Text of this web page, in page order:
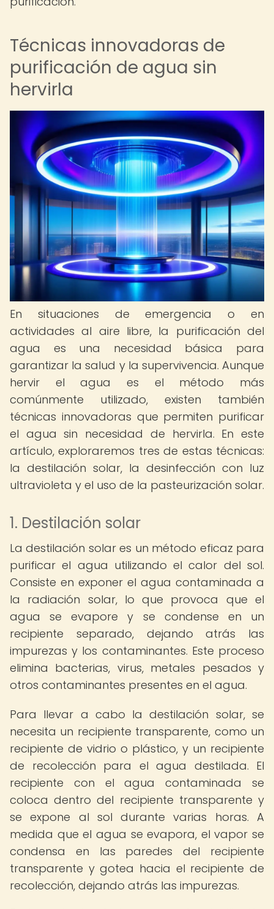
Técnicas innovadoras de
purificación de agua sin
hervirla
En situaciones de emergencia o en
actividades al aire libre, la purificación del
agua es una necesidad básica para
garantizar la salud y la supervivencia. Aunque
hervir el agua es el método más
comúnmente utilizado, existen también
técnicas innovadoras que permiten purificar
el agua sin necesidad de hervirla. En este
artículo, exploraremos tres de estas técnicas:
la destilación solar, la desinfección con luz
ultravioleta y el uso de la pasteurización solar.
1. Destilación solar
La destilación solar es un método eficaz para
purificar el agua utilizando el calor del sol.
Consiste en exponer el agua contaminada a
la radiación solar, lo que provoca que el
agua se evapore y se condense en un
recipiente separado, dejando atrás las
impurezas y los contaminantes. Este proceso
elimina bacterias, virus, metales pesados y
otros contaminantes presentes en el agua.
Para llevar a cabo la destilación solar, se
necesita un recipiente transparente, como un
recipiente de vidrio o plástico, y un recipiente
de recolección para el agua destilada. El
recipiente con el agua contaminada se
coloca dentro del recipiente transparente y
se expone al sol durante varias horas. A
medida que el agua se evapora, el vapor se
condensa en las paredes del recipiente
transparente y gotea hacia el recipiente de
recolección, dejando atrás las impurezas.